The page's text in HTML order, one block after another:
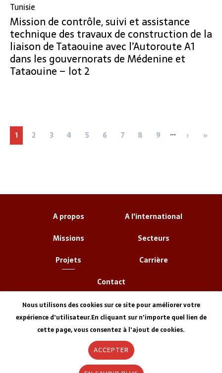
Tunisie
Mission de contrôle, suivi et assistance
technique des travaux de construction de la
liaison de Tataouine avec l’Autoroute A1
dans les gouvernorats de Médenine et
Tataouine – lot 2
Pagination
Page
1 Page
2 Page
3 Page
4 Page
5 Page
6 Page
7 Page
8 Page
9 …
Page
› »
A propos
A l'international
Missions
Secteurs
Projets
Carrière
Contact
Informations Légales
Agence WebELYOS DIGITAL
Nous utilisons des cookies sur ce site pour améliorer votre
expérience d'utilisateur.En cliquant sur n'importe quel lien de
cette page, vous consentez à l'ajout de cookies.
ACCEPTER